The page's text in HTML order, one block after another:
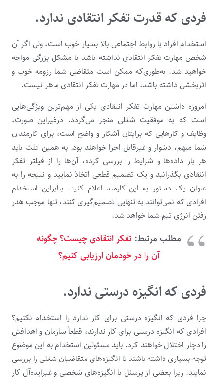
فردی که قدرت تفکر انتقادی ندارد.
استخدام افراد با روابط اجتماعی بالا بسیار خوب است، ولی اگر آن
شخص مهارت تفکر انتقادی نداشته باشد با مشکل بزرگی مواجه
خواهید شد. به‌طوری‌که ممکن است متقاضی شما رزومه خوب و
اثربخشی داشته باشد، اما در مهارت تفکر انتقادی ماهر نیست.
امروزه داشتن مهارت تفکر انتقادی یکی از مهم‌ترین ویژگی‌هایی
است که به موفقیت شغلی منجر می‌گردد. درغیر‌این صورت،
وظایف و کارهایی که برایتان آشکار و واضح است، برای کارمندان
شما مبهم، دشوار و غیرقابل اجرا خواهند بود. به همین علت باید
هر بار داده‌ها و شرایط را بررسی کرده، آن‌ها را از فیلتر تفکر
انتقادی بگذرانید و یک تصمیم قطعی اتخاذ نمایید و نتیجه را به‌
عنوان یک دستور به این کارمند اعلام کنید. بنابراین استخدام
افرادی که نمی‌توانند به تنهایی تصمیم‌گیری کنند، تنها موجب هدر
رفتن انرژی تیم شما خواهد شد.
مطلب مرتبط: تفکر انتقادی چیست؟ چگونه
آن را در خودمان ارزیابی کنیم؟
فردی که انگیزه درستی ندارد.
چرا فردی که انگیزه درستی برای کار ندارد را استخدام نکنیم؟
افرادی که انگیزه درستی برای کار ندارند، قطعاً سازمان و اهدافش
را دچار اختلال خواهند کرد. باید مسئولین استخدام به این موضوع
توجه بسیاری داشته باشند تا انگیزه‌های متقاضیان شغلی را بررسی
نمایند. زیرا بعضی از پرسنل با انگیزه‌های شخصی و غیرایده‌آل کار